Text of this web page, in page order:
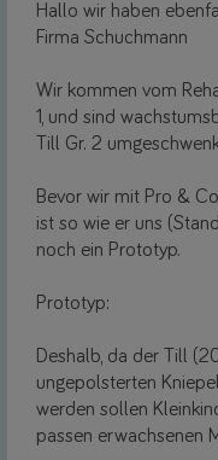
Hallo wir haben
Firma Schuchmann
Wir kommen vom
1, und sind
Till Gr. 2
Bevor wir mit Pro &
ist so wie er uns
noch ein Prototyp.
Prototyp:
Deshalb, da der Till
ungepolsterten
werden sollen
passen erwachsenen